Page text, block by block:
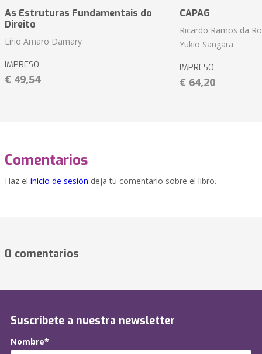
As Estruturas Fundamentais do
Direito
Lírio Amaro Damary
IMPRESO
€ 49,54
CAPAG
Ricardo Ramos da
Yukio Sangara
IMPRESO
€ 64,20
Comentarios
Haz el inicio de sesión deja tu comentario sobre el libro.
0 comentarios
Suscríbete a nuestra newsletter
Nombre*